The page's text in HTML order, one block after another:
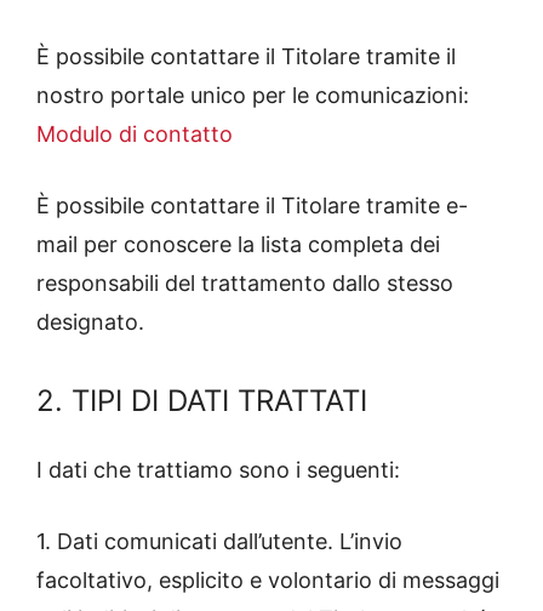
È possibile contattare il Titolare tramite il
nostro portale unico per le comunicazioni:
Modulo di contatto
È possibile contattare il Titolare tramite e-
mail per conoscere la lista completa dei
responsabili del trattamento dallo stesso
designato.
2. TIPI DI DATI TRATTATI
I dati che trattiamo sono i seguenti:
1. Dati comunicati dall’utente. L’invio
facoltativo, esplicito e volontario di messaggi